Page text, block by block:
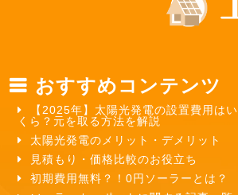
おすすめコンテンツ
【2025年】太陽光発電の設置費用はい
くら？元を取る方法を解説
太陽光発電のメリット・デメリット
見積もり・価格比較のお役立ち
初期費用無料？！0円ソーラーとは？